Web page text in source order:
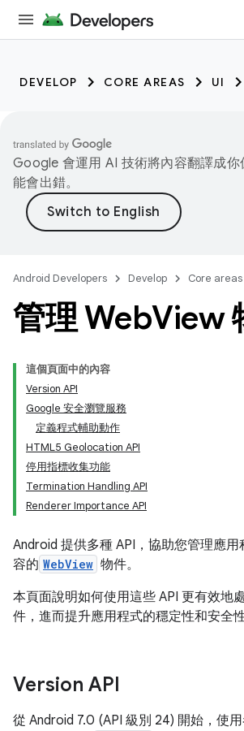
DEVELOP CORE AREAS UI
Google 會運用 AI 技術將內容翻譯成你
能會出錯。
Android Developers Develop Core areas
管理 WebView
這個頁面中的內容
Version API
Google 安全瀏覽服務
定義程式輔助動作
HTML5 Geolocation API
停用指標收集功能
Termination Handling API
Renderer Importance API
Android 提供多種 API，協助您管理應
容的 WebView 物件。
本頁面說明如何使用這些 API 更有效地
件，進而提升應用程式的穩定性和安全性
Version API
從 Android 7.0 (API 級別 24) 開始，使